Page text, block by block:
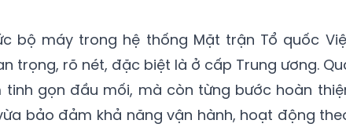
bộ máy trong hệ thống Mặt trận Tổ quốc
trọng, rõ nét, đặc biệt là ở cấp Trung ương.
tinh gọn đầu mối, mà còn từng bước hoàn
bảo đảm khả năng vận hành, hoạt động